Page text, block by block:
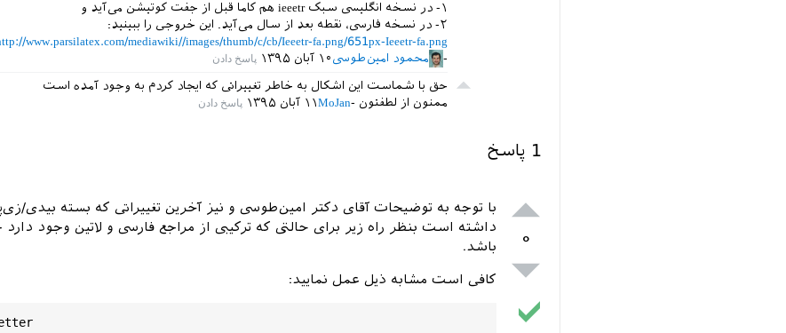
۱- در نسخه انگلیسی سبک ieeetr هم کاما قبل از جفت کوتیشن می‌آید و
۲- در نسخه فارسی، نقطه بعد از سال می‌آید. این خروجی را ببینید:
www.parsilatex.com/mediawiki//images/thumb/c/cb/Ieeetr-fa.png/651px-Ieeetr-fa.png
۱۰ آبان ۱۳۹۵ محمود امین‌طوسی
حق با شماست این اشکال به خاطر تغییراتی که ایجاد کردم به وجود آمده است
ممنون از لطفتون
۱۱ آبان ۱۳۹۵MoJan
1 پاسخ
۰
با توجه به توضیحات آقای دکتر امین‌طوسی و نیز آخرین تغییراتی که بسته بیدی/
داشته است بنظر راه زیر برای حالتی که ترکیبی از مراجع فارسی و لاتین وجود دارد
باشد.
کافی است مشابه ذیل عمل نمایید: